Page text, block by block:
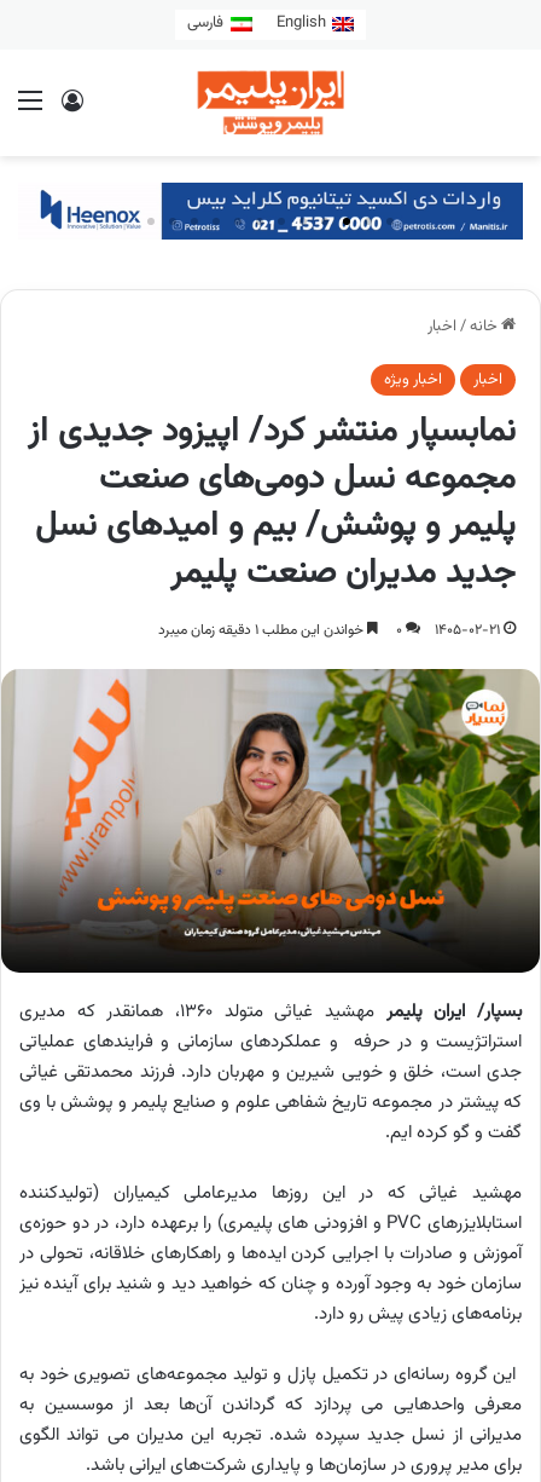
English فارسی
خانه/ اخبار
اخبار اخبار ویژه
نمابسپار منتشر کرد/ اپیزود جدیدی از
مجموعه نسل دومی‌های صنعت
پلیمر و پوشش/ بیم و امیدهای نسل
جدید مدیران صنعت پلیمر
1405-02-21
0 خواندن این مطلب 1 دقیقه زمان میبرد
بسپار/ ایران پلیمر
مهشید غیاثی متولد 1360، همانقدر که مدیری
استراتژیست و در حرفه و عملکرد‌های سازمانی و فرایندهای عملیاتی
جدی است، خلق و خویی شیرین و مهربان دارد. فرزند محمدتقی غیاثی
که پیشتر در مجموعه تاریخ شفاهی علوم و صنایع پلیمر و پوشش با وی
گفت و گو کرده ایم.
مهشید غیاثی که در این روزها مدیرعاملی کیمیاران (تولیدکننده
استابلایزرهای PVC و افزودنی های پلیمری) را برعهده دارد، در دو حوزه‌ی
آموزش و صادرات با اجرایی کردن ایده‌ها و راهکارهای خلاقانه، تحولی در
سازمان خود به وجود آورده و چنان که خواهید دید و شنید برای آینده نیز
برنامه‌های زیادی پیش رو دارد.
این گروه رسانه‌ای در تکمیل پازل و تولید مجموعه‌های تصویری خود به
معرفی واحدهایی می پردازد که گرداندن‌ ‌آن‌ها بعد از موسسین به
مدیرانی از نسل جدید سپرده شده. تجربه این مدیران می تواند الگوی
برای مدیر پروری در سازمان‌ها و پایداری شرکت‌های ایرانی باشد.